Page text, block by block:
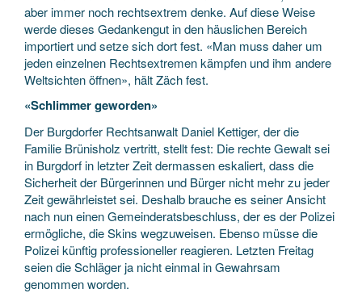
aber immer noch rechtsextrem denke. Auf diese Weise
werde dieses Gedankengut in den häuslichen Bereich
importiert und setze sich dort fest. «Man muss daher um
jeden einzelnen Rechtsextremen kämpfen und ihm andere
Weltsichten öffnen», hält Zäch fest.
«Schlimmer geworden»
Der Burgdorfer Rechtsanwalt Daniel Kettiger, der die
Familie Brünisholz vertritt, stellt fest: Die rechte Gewalt sei
in Burgdorf in letzter Zeit dermassen eskaliert, dass die
Sicherheit der Bürgerinnen und Bürger nicht mehr zu jeder
Zeit gewährleistet sei. Deshalb brauche es seiner Ansicht
nach nun einen Gemeinderatsbeschluss, der es der Polizei
ermögliche, die Skins wegzuweisen. Ebenso müsse die
Polizei künftig professioneller reagieren. Letzten Freitag
seien die Schläger ja nicht einmal in Gewahrsam
genommen worden.